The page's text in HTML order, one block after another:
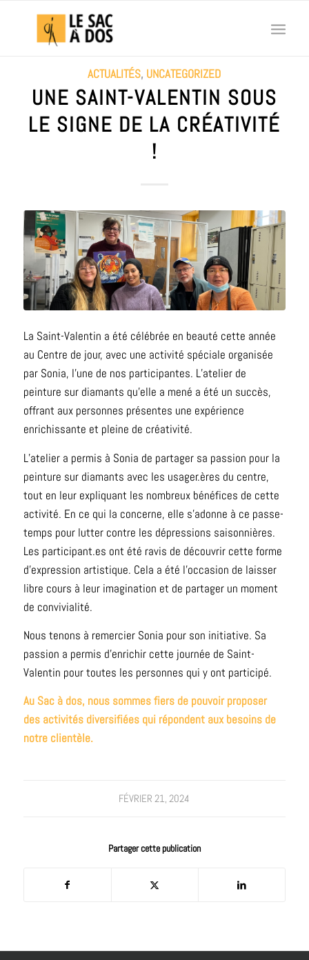
ACTUALITÉS, UNCATEGORIZED
UNE SAINT-VALENTIN SOUS
LE SIGNE DE LA CRÉATIVITÉ
!
La Saint-Valentin a été célébrée en beauté cette année
au Centre de jour, avec une activité spéciale organisée
par Sonia, l’une de nos participantes. L’atelier de
peinture sur diamants qu’elle a mené a été un succès,
offrant aux personnes présentes une expérience
enrichissante et pleine de créativité.
L’atelier a permis à Sonia de partager sa passion pour la
peinture sur diamants avec les usager.ères du centre,
tout en leur expliquant les nombreux bénéfices de cette
activité. En ce qui la concerne, elle s’adonne à ce passe-
temps pour lutter contre les dépressions saisonnières.
Les participant.es ont été ravis de découvrir cette forme
d’expression artistique. Cela a été l’occasion de laisser
libre cours à leur imagination et de partager un moment
de convivialité.
Nous tenons à remercier Sonia pour son initiative. Sa
passion a permis d’enrichir cette journée de Saint-
Valentin pour toutes les personnes qui y ont participé.
Au Sac à dos, nous sommes fiers de pouvoir proposer
des activités diversifiées qui répondent aux besoins de
notre clientèle.
FÉVRIER 21, 2024
Partager cette publication